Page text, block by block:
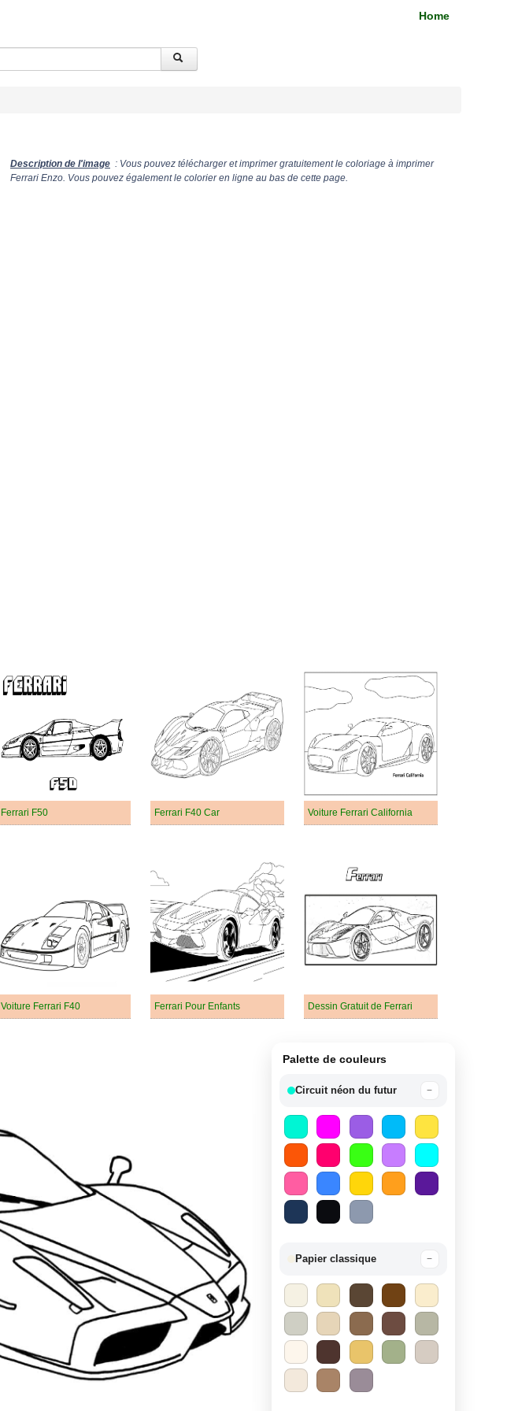
Home
Description de l'image : Vous pouvez télécharger et imprimer gratuitement le coloriage à imprimer
Ferrari Enzo. Vous pouvez également le colorier en ligne au bas de cette page.
Ferrari F50 Ferrari F40 Car Voiture Ferrari California
Voiture Ferrari F40 Ferrari Pour Enfants Dessin Gratuit de Ferrari
Palette de couleurs
Circuit néon du futur −
Papier classique −